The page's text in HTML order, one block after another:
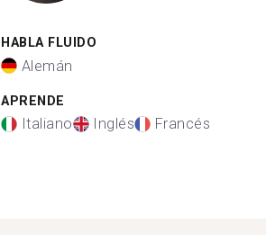
HABLA FLUIDO
Alemán
APRENDE
Italiano Inglés Francés